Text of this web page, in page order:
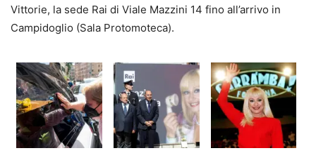
Vittorie, la sede Rai di Viale Mazzini 14 fino all’arrivo in
Campidoglio (Sala Protomoteca).